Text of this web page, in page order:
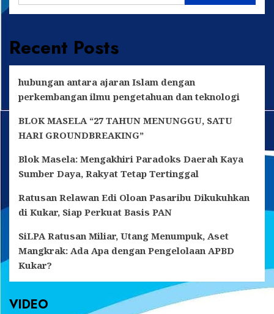
Unit
Masjid
Dari
Yayasan
Subianto
Djojohadikusumo
Recent Posts
hubungan antara ajaran Islam dengan
perkembangan ilmu pengetahuan dan teknologi
BLOK MASELA “27 TAHUN MENUNGGU, SATU
HARI GROUNDBREAKING”
Blok Masela: Mengakhiri Paradoks Daerah Kaya
Sumber Daya, Rakyat Tetap Tertinggal
Ratusan Relawan Edi Oloan Pasaribu Dikukuhkan
di Kukar, Siap Perkuat Basis PAN
SiLPA Ratusan Miliar, Utang Menumpuk, Aset
Mangkrak: Ada Apa dengan Pengelolaan APBD
Kukar?
VIDEO